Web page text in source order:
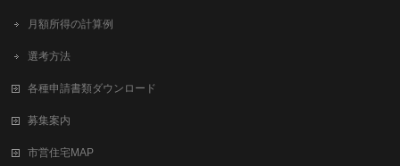
月額所得の計算例
選考方法
各種申請書類ダウンロード
募集案内
市営住宅MAP